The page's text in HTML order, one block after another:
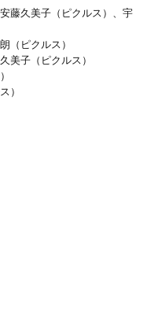
安藤久美子（ピクルス）、 宇
（ピクルス）
美子（ピクルス）
）